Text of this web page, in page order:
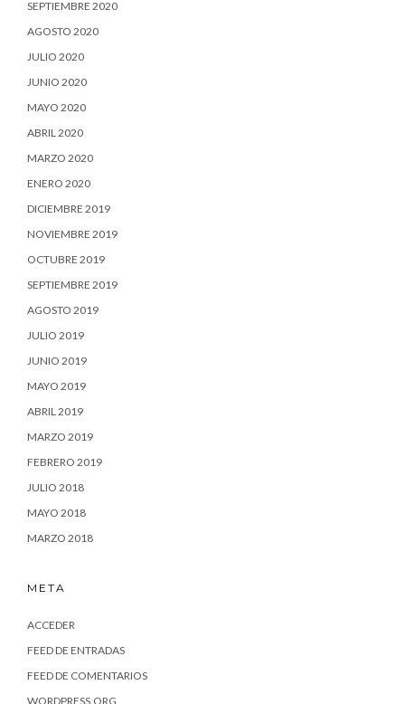
SEPTIEMBRE 2020
AGOSTO 2020
JULIO 2020
JUNIO 2020
MAYO 2020
ABRIL 2020
MARZO 2020
ENERO 2020
DICIEMBRE 2019
NOVIEMBRE 2019
OCTUBRE 2019
SEPTIEMBRE 2019
AGOSTO 2019
JULIO 2019
JUNIO 2019
MAYO 2019
ABRIL 2019
MARZO 2019
FEBRERO 2019
JULIO 2018
MAYO 2018
MARZO 2018
META
ACCEDER
FEED DE ENTRADAS
FEED DE COMENTARIOS
WORDPRESS.ORG